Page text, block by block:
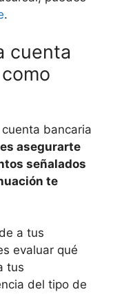
.
cuenta
bancaria
asegurarte
señalados
te
a tus
evaluar qué
tus
del tipo de